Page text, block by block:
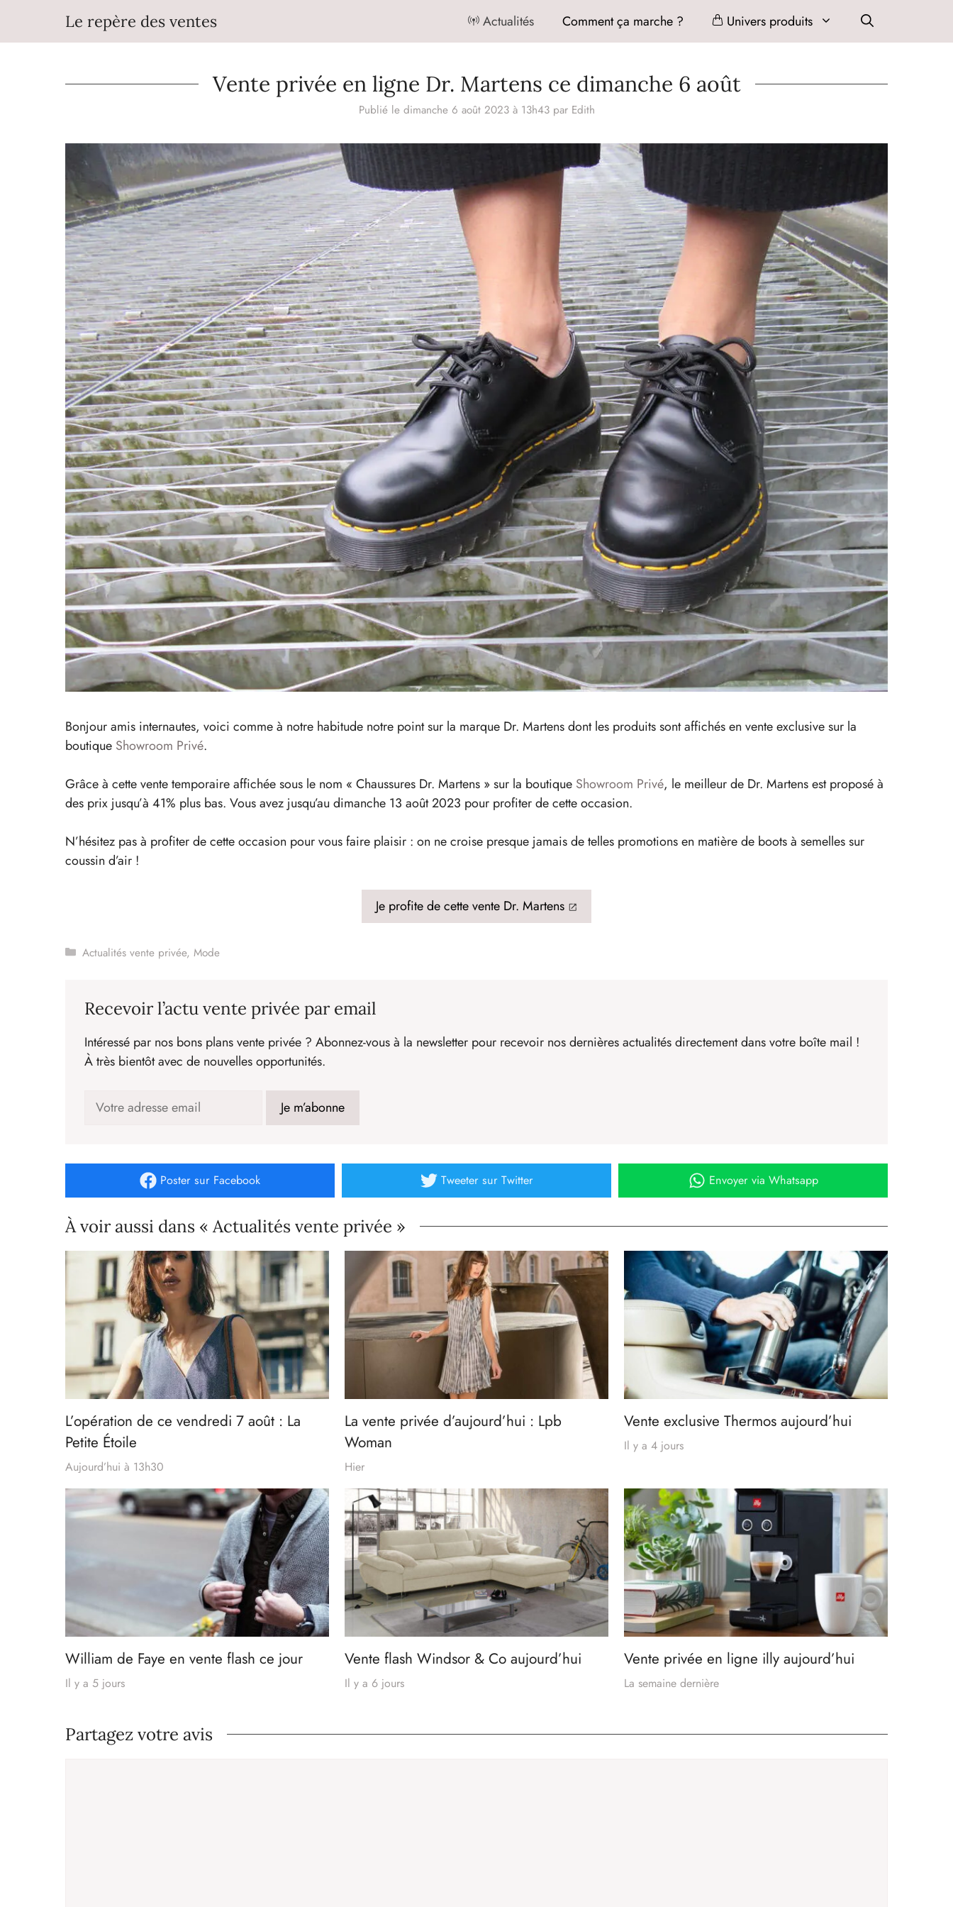
contenu
Le repère des ventes Actualités Comment ça marche ? Univers produits
Vente privée en ligne Dr. Martens ce dimanche 6 août
Publié le dimanche 6 août 2023 à 13h43 par Edith
Bonjour amis internautes, voici comme à notre habitude notre point sur la marque Dr. Martens dont les produits sont affichés en vente exclusive sur la
boutique Showroom Privé.
Grâce à cette vente temporaire affichée sous le nom « Chaussures Dr. Martens » sur la boutique Showroom Privé, le meilleur de Dr. Martens est proposé à
des prix jusqu’à 41% plus bas. Vous avez jusqu’au dimanche 13 août 2023 pour profiter de cette occasion.
N’hésitez pas à profiter de cette occasion pour vous faire plaisir : on ne croise presque jamais de telles promotions en matière de boots à semelles sur
coussin d’air !
Je profite de cette vente Dr. Martens
Catégories
Actualités vente privée,Mode
Recevoir l’actu vente privée par email
Intéressé par nos bons plans vente privée ? Abonnez-vous à la newsletter pour recevoir nos dernières actualités directement dans votre boîte mail !
À très bientôt avec de nouvelles opportunités.
Poster sur Facebook Tweetersur Twitter Envoyervia Whatsapp
À voir aussi dans « Actualités vente privée »
L’opération de ce vendredi 7 août : La
Petite Étoile
Aujourd’hui à 13h30
La vente privée d’aujourd’hui : Lpb
Woman
Hier
Vente exclusive Thermos aujourd’hui
Il y a 4 jours
William de Faye en vente flash ce jour
Il y a 5 jours
Vente flash Windsor & Co aujourd’hui
Il y a 6 jours
Vente privée en ligne illy aujourd’hui
La semaine dernière
Partagez votre avis